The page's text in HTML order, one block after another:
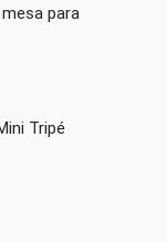
para
Tripé